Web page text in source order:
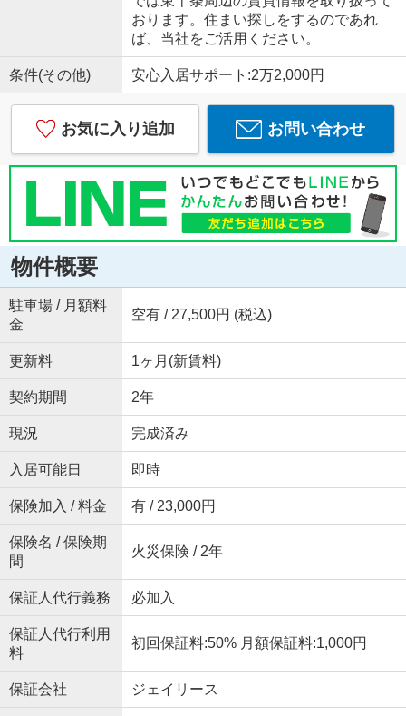
おります。住まい探しをするのであれ
ば、当社をご活用ください。
条件(その他) 安心入居サポート:2万2,000円
お気に入り追加 お問い合わせ
物件概要
駐車場 / 月額料
金
空有 / 27,500円 (税込)
更新料 1ヶ月(新賃料)
契約期間 2年
現況 完成済み
入居可能日 即時
保険加入 / 料金 有 / 23,000円
保険名 / 保険期
間
火災保険 / 2年
保証人代行義務 必加入
保証人代行利用
料
初回保証料:50% 月額保証料:1,000円
保証会社 ジェイリース